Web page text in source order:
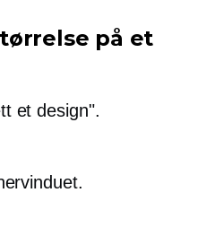
på et
et design".